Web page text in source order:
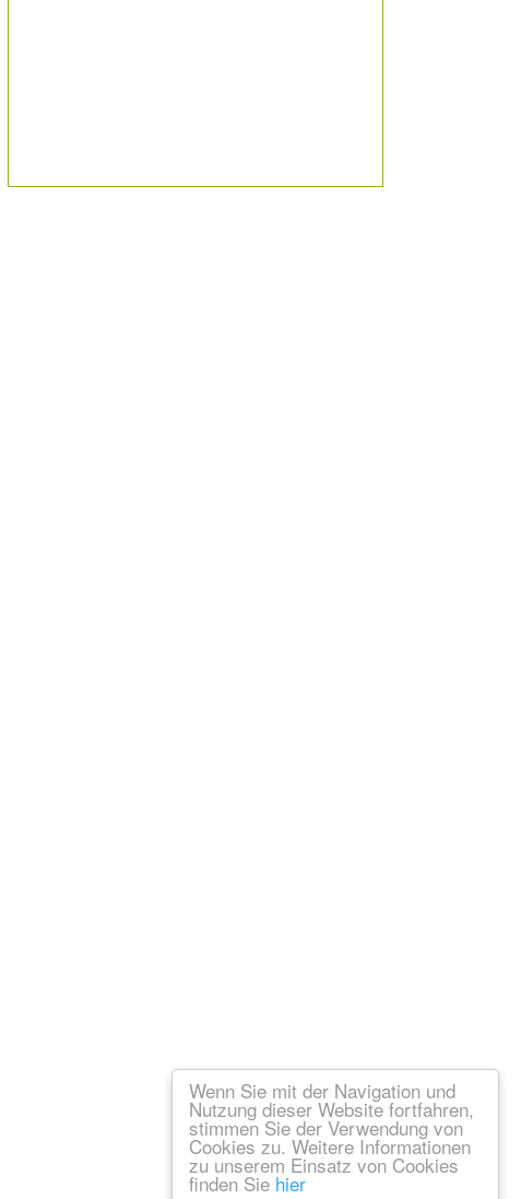
Wenn Sie mit der Navigation und
Nutzung dieser Website fortfahren,
stimmen Sie der Verwendung von
Cookies zu. Weitere Informationen
zu unserem Einsatz von Cookies
finden Sie hier